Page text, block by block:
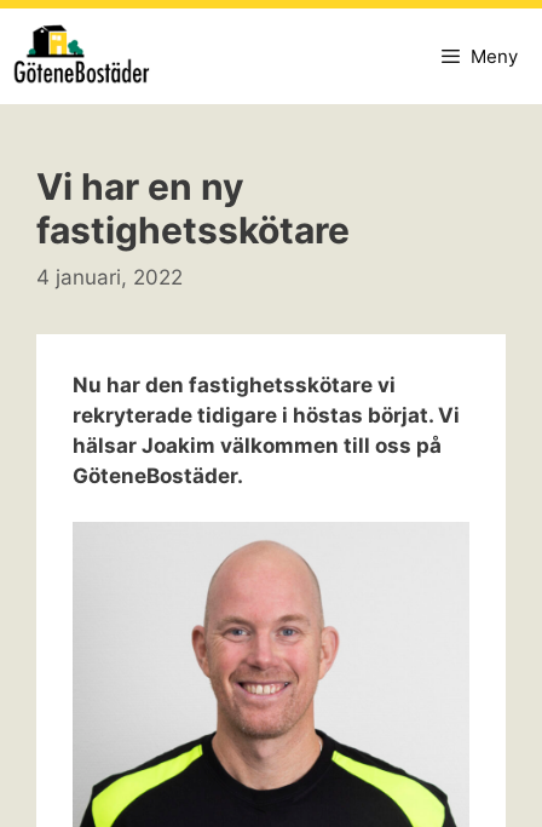
Hoppa
innehåll
Meny
Vi har en ny
fastighetsskötare
4 januari, 2022
Nu har den fastighetsskötare vi
rekryterade tidigare i höstas börjat. Vi
hälsar Joakim välkommen till oss på
GöteneBostäder.